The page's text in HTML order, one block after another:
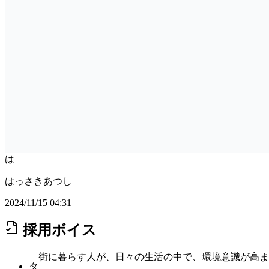
は
はっさきあつし
2024/11/15 04:31
採用ボイス
タ
街に暮らす人が、日々の生活の中で、環境意識が高